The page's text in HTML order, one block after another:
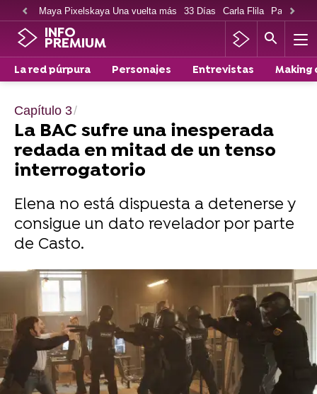
Maya Pixelskaya Una vuelta más 33 Días Carla Flila Paco
INFO
PREMIUM
La red púrpura Personajes Entrevistas Making
Capítulo 3
La BAC sufre una inesperada
redada en mitad de un tenso
interrogatorio
Elena no está dispuesta a detenerse y
consigue un dato revelador por parte
de Casto.
Ya puedes ver el tercer capítulo de La red
púrpura en atresplayer .